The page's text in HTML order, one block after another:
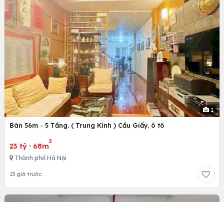
1
Bán 56m - 5 Tầng. ( Trung Kính ) Cầu Giấy. ô tô
23 tỷ · 68m
2
Thành phố Hà Nội
13 giờ trước